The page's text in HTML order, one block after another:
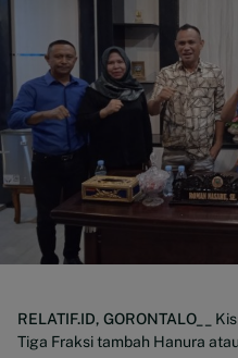
RELATIF.ID, GORONTALO__
Tiga Fraksi tambah Hanura